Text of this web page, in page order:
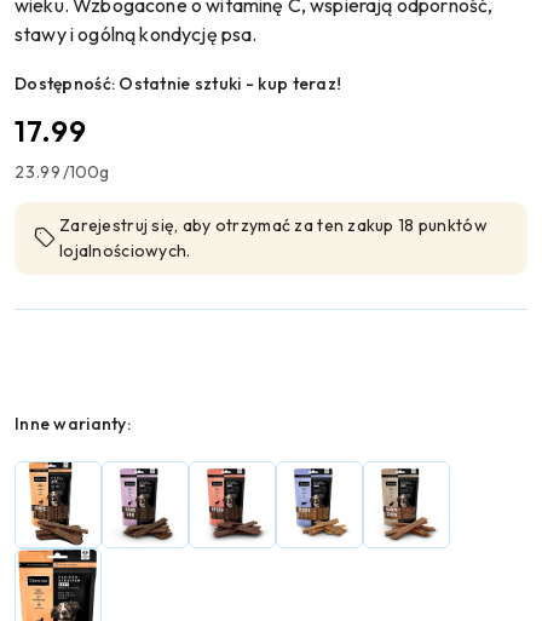
stawy i ogólną kondycję psa.
Dostępność: Ostatnie sztuki - kup teraz!
cena:
17.99
23.99 /100g
Zarejestruj się, aby otrzymać za ten zakup 18 punktów
lojalnościowych.
Wariant
Inne warianty: